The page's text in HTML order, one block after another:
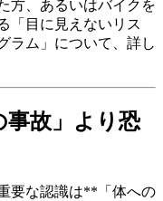
方、あるいはバイクを
「目に見えないリス
ラム」について、詳し
事故」より恐
要な認識は**「体への